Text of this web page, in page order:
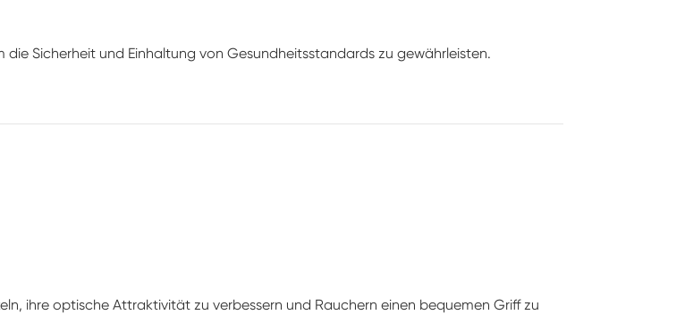
Sicherheit und Einhaltung von Gesundheitsstandards zu gewährleisten.
ihre optische Attraktivität zu verbessern und Rauchern einen bequemen Griff zu